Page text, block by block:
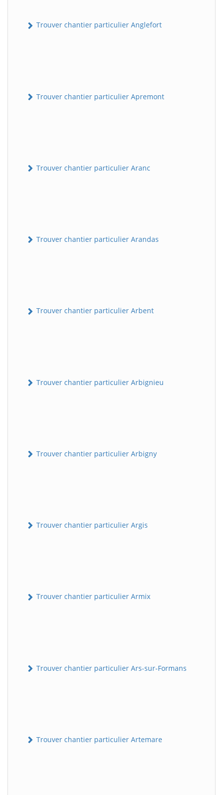
Trouver chantier particulier Anglefort
Trouver chantier particulier Apremont
Trouver chantier particulier Aranc
Trouver chantier particulier Arandas
Trouver chantier particulier Arbent
Trouver chantier particulier Arbignieu
Trouver chantier particulier Arbigny
Trouver chantier particulier Argis
Trouver chantier particulier Armix
Trouver chantier particulier Ars-sur-Formans
Trouver chantier particulier Artemare